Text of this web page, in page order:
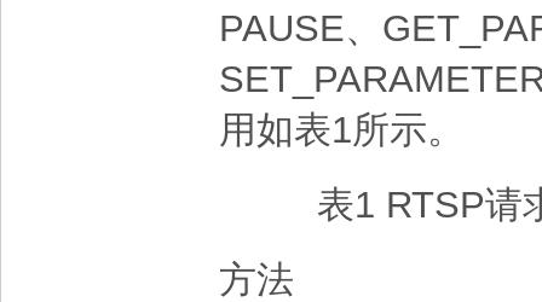
PAUSE、
用如表1所示。
表1 RTSP请
方法